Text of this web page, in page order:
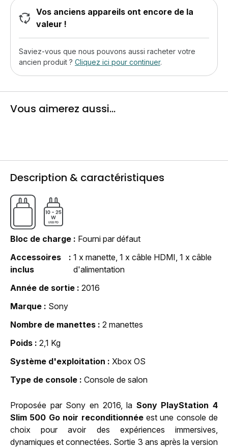
Vos anciens appareils ont encore de la
valeur !
Saviez-vous que nous pouvons aussi racheter votre
ancien produit ? Cliquez ici pour continuer.
Vous aimerez aussi...
Description & caractéristiques
Bloc de charge
Fourni par défaut
Accessoires
inclus
1 x manette, 1 x câble HDMI, 1 x câble
d'alimentation
Année de sortie
2016
Marque
Sony
Nombre de manettes
2 manettes
Poids
2,1 Kg
Système d'exploitation
Xbox OS
Type de console
Console de salon
Proposée par Sony en 2016, la Sony PlayStation 4
Slim 500 Go noir reconditionnéeest une console de
choix pour avoir des expériences immersives,
dynamiques et connectées. Sortie 3 ans après la version